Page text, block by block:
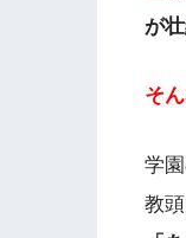
が
そ
学
教頭